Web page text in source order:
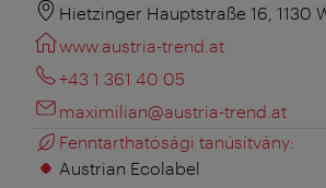
Hietzinger Hauptstraße 16, 1130
www.austria-trend.at
+43 1 361 40 05
maximilian@austria-trend.at
Fenntarthatósági tanúsítvány:
Austrian Ecolabel